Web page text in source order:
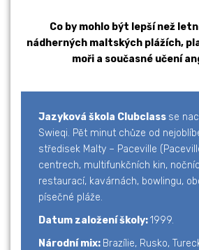
Co by mohlo být lepší než
nádherných maltských plážích,
moři a současné učení
Jazyková škola Clubclass se
Swieqi. Pět minut chůze od
středisek Malty – Paceville
centrech, multifunkčních kin,
restaurací, kavárnách, bowlingu,
písečné pláže.
Datum založení školy:1999.
Národní mix: Brazílie, Rusko,